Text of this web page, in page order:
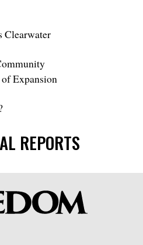
Clearwater
Expansion
REPORTS